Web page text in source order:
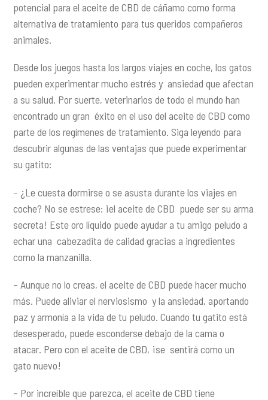
potencial para el aceite de CBD de cáñamo como forma
alternativa de tratamiento para tus queridos compañeros
animales.
Desde los juegos hasta los largos viajes en coche, los gatos
pueden experimentar mucho estrés y ansiedad que afectan
a su salud. Por suerte, veterinarios de todo el mundo han
encontrado un gran éxito en el uso del aceite de CBD como
parte de los regímenes de tratamiento. Siga leyendo para
descubrir algunas de las ventajas que puede experimentar
su gatito:
– ¿Le cuesta dormirse o se asusta durante los viajes en
coche? No se estrese: ¡el aceite de CBD puede ser su arma
secreta! Este oro líquido puede ayudar a tu amigo peludo a
echar una cabezadita de calidad gracias a ingredientes
como la manzanilla.
– Aunque no lo creas, el aceite de CBD puede hacer mucho
más. Puede aliviar el nerviosismo y la ansiedad, aportando
paz y armonía a la vida de tu peludo. Cuando tu gatito está
desesperado, puede esconderse debajo de la cama o
atacar. Pero con el aceite de CBD, ¡se sentirá como un
gato nuevo!
– Por increíble que parezca, el aceite de CBD tiene